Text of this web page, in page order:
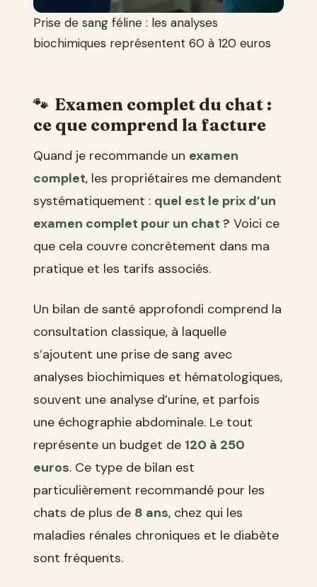
Prise de sang féline : les analyses
biochimiques représentent 60 à 120 euros
Examen complet du chat :
ce que comprend la facture
Quand je recommande un examen
complet, les propriétaires me demandent
systématiquement : quel est le prix d’un
examen complet pour un chat ? Voici ce
que cela couvre concrètement dans ma
pratique et les tarifs associés.
Un bilan de santé approfondi comprend la
consultation classique, à laquelle
s’ajoutent une prise de sang avec
analyses biochimiques et hématologiques,
souvent une analyse d’urine, et parfois
une échographie abdominale. Le tout
représente un budget de 120 à 250
euros. Ce type de bilan est
particulièrement recommandé pour les
chats de plus de 8 ans, chez qui les
maladies rénales chroniques et le diabète
sont fréquents.